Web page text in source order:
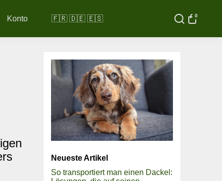
Konto 🇫🇷 🇩🇪 🇪🇸 0
Neueste Artikel
So transportiert man einen Dackel: